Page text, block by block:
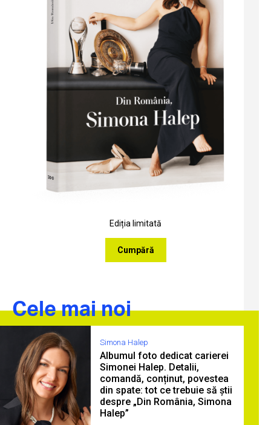
Ediția limitată
Cumpără
Cele mai noi
Simona Halep
Albumul foto dedicat carierei
Simonei Halep. Detalii,
comandă, conținut, povestea
din spate: tot ce trebuie să știi
despre „Din România, Simona
Halep”